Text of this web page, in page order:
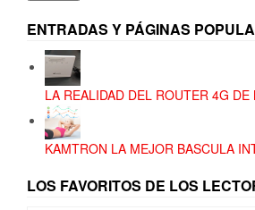
ENTRADAS Y PÁGINAS
LA REALIDAD DEL ROUTER 4G
KAMTRON LA MEJOR BASCULA
LOS FAVORITOS DE LOS